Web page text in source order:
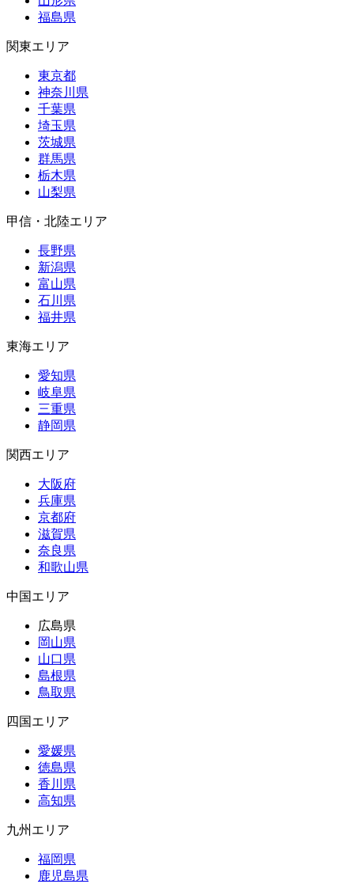
福島県
関東エリア
東京都
神奈川県
千葉県
埼玉県
茨城県
群馬県
栃木県
山梨県
甲信・北陸エリア
長野県
新潟県
富山県
石川県
福井県
東海エリア
愛知県
岐阜県
三重県
静岡県
関西エリア
大阪府
兵庫県
京都府
滋賀県
奈良県
和歌山県
中国エリア
広島県
岡山県
山口県
島根県
鳥取県
四国エリア
愛媛県
徳島県
香川県
高知県
九州エリア
福岡県
鹿児島県